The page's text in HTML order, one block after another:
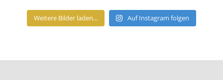
Weitere Bilder laden... Auf Instagram folgen